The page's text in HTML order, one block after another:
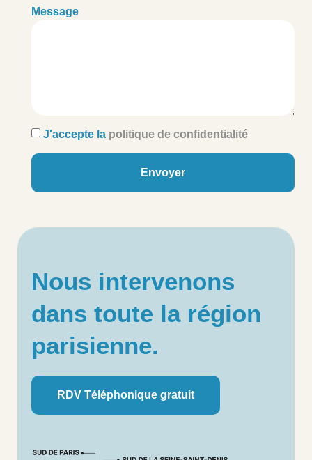
Message
J'accepte la politique de confidentialité
Envoyer
Nous intervenons
dans toute la région
parisienne.
RDV Téléphonique gratuit